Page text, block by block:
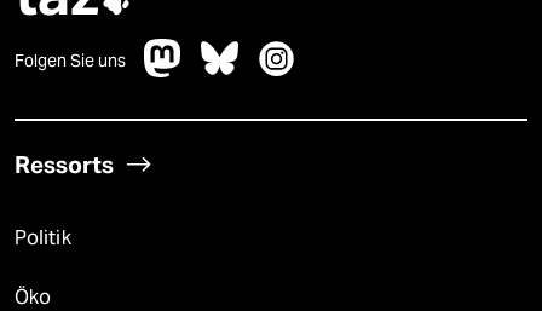
Folgen Sie uns
Ressorts
Politik
Öko